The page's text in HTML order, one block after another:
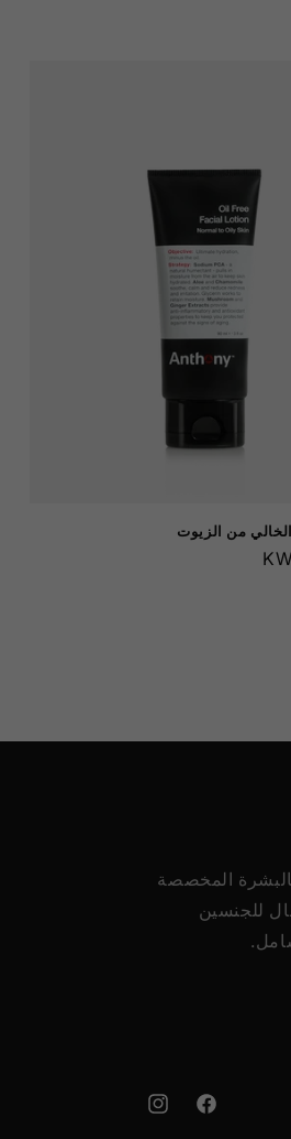
من الزيوت
المخصصة
للجنسين
فيسبوكإنستغرام